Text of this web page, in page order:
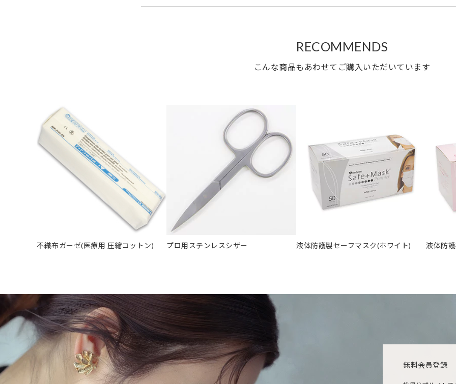
RECOMMENDS
こんな商品もあわせてご購入いただいています
不織布ガーゼ(医療用 圧縮コットン) プロ用ステンレスシザー 液体防護製セーフマスク(ホワイト) 液体防
無料会員登録